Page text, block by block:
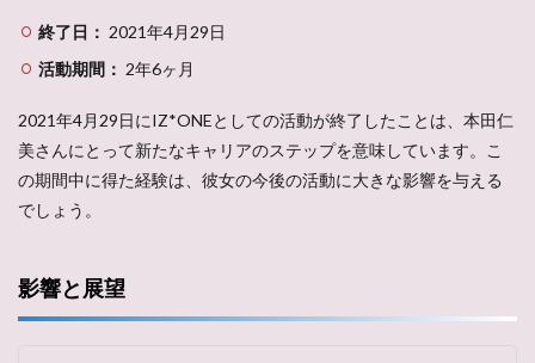
終了日： 2021年4月29日
活動期間： 2年6ヶ月
2021年4月29日にIZ*ONEとしての活動が終了したことは、本田仁
美さんにとって新たなキャリアのステップを意味しています。こ
の期間中に得た経験は、彼女の今後の活動に大きな影響を与える
でしょう。
影響と展望